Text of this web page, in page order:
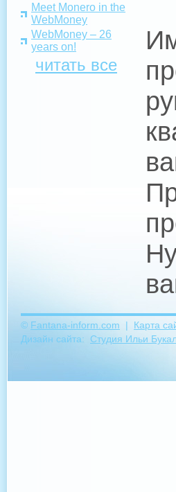
Meet Monero in the
WebMoney
WebMoney – 26
years on!
читать все
© Fantana-inform.com | Карта
Дизайн сайта: Студия Ильи